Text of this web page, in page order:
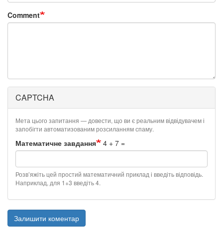
Comment
CAPTCHA
Мета цього запитання — довести, що ви є реальним відвідувачем і
запобігти автоматизованим розсиланням спаму.
Математичне завдання 4 + 7 =
Розв’яжіть цей простий математичний приклад і введіть відповідь.
Наприклад, для 1+3 введіть 4.
Залишити коментар